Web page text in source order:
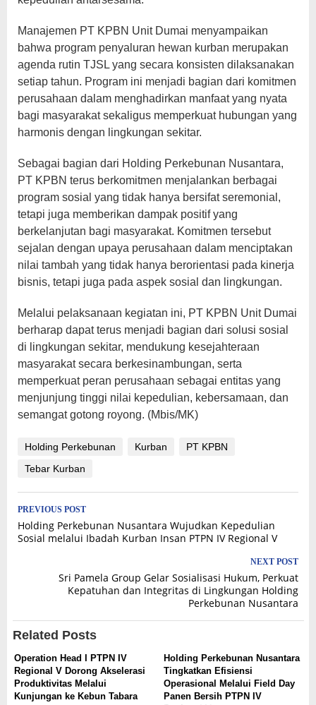
Manajemen PT KPBN Unit Dumai menyampaikan
bahwa program penyaluran hewan kurban merupakan
agenda rutin TJSL yang secara konsisten dilaksanakan
setiap tahun. Program ini menjadi bagian dari komitmen
perusahaan dalam menghadirkan manfaat yang nyata
bagi masyarakat sekaligus memperkuat hubungan yang
harmonis dengan lingkungan sekitar.
Sebagai bagian dari Holding Perkebunan Nusantara,
PT KPBN terus berkomitmen menjalankan berbagai
program sosial yang tidak hanya bersifat seremonial,
tetapi juga memberikan dampak positif yang
berkelanjutan bagi masyarakat. Komitmen tersebut
sejalan dengan upaya perusahaan dalam menciptakan
nilai tambah yang tidak hanya berorientasi pada kinerja
bisnis, tetapi juga pada aspek sosial dan lingkungan.
Melalui pelaksanaan kegiatan ini, PT KPBN Unit Dumai
berharap dapat terus menjadi bagian dari solusi sosial
di lingkungan sekitar, mendukung kesejahteraan
masyarakat secara berkesinambungan, serta
memperkuat peran perusahaan sebagai entitas yang
menjunjung tinggi nilai kepedulian, kebersamaan, dan
semangat gotong royong. (Mbis/MK)
Holding Perkebunan Kurban
PT KPBN
Tebar Kurban
Post
navigation
PREVIOUS POST
Holding Perkebunan Nusantara Wujudkan Kepedulian
Sosial melalui Ibadah Kurban Insan PTPN IV Regional V
NEXT POST
Sri Pamela Group Gelar Sosialisasi Hukum, Perkuat
Kepatuhan dan Integritas di Lingkungan Holding
Perkebunan Nusantara
Related Posts
Operation Head I PTPN IV
Regional V Dorong Akselerasi
Produktivitas Melalui
Kunjungan ke Kebun Tabara
Holding Perkebunan Nusantara
Tingkatkan Efisiensi
Operasional Melalui Field Day
Panen Bersih PTPN IV